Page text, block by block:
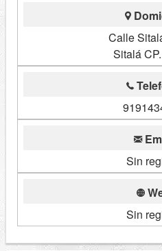
Calle
Sitalá
Sin
Sin